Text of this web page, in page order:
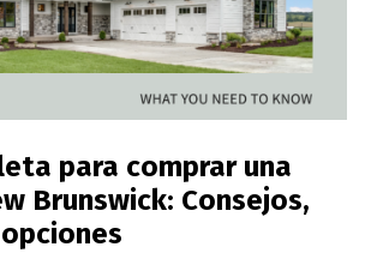
para comprar una
Brunswick: Consejos,